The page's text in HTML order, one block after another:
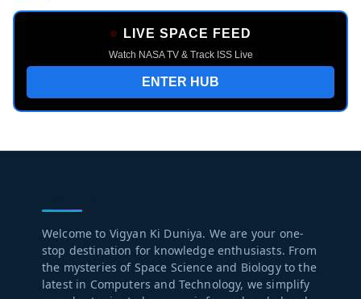
LIVE SPACE FEED
Watch NASA TV & Track ISS Live
ENTER HUB
Welcome to Vigyan Ki Duniya. We are your one-
stop destination for knowledge enthusiasts. From
the mysteries of Space Science and Biology to the
latest in Computers and Technology, we simplify